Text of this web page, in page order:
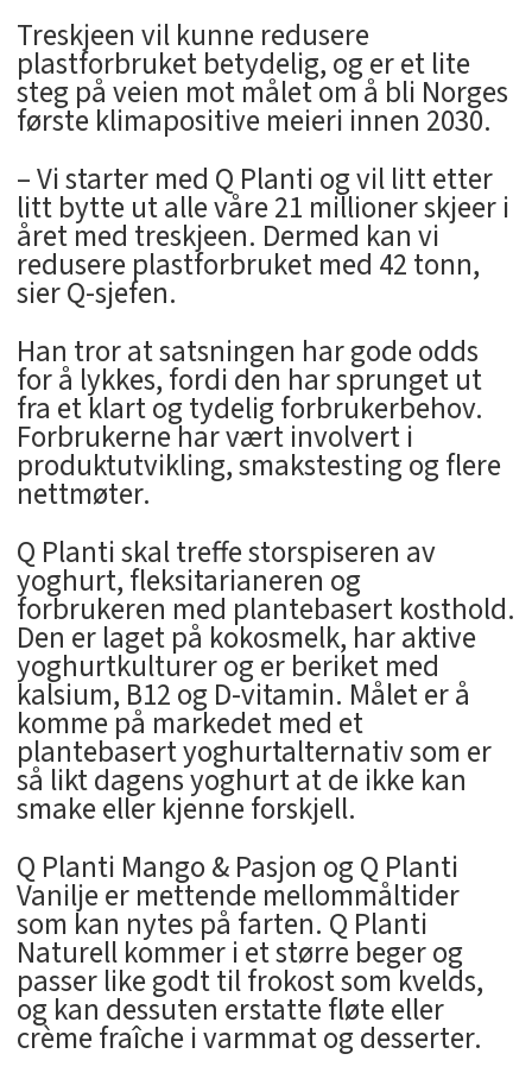
Treskjeen vil kunne redusere
plastforbruket betydelig, og er et lite
steg på veien mot målet om å bli Norges
første klimapositive meieri innen 2030.
– Vi starter med Q Planti og vil litt etter
litt bytte ut alle våre 21 millioner skjeer i
året med treskjeen. Dermed kan vi
redusere plastforbruket med 42 tonn,
sier Q-sjefen.
Han tror at satsningen har gode odds
for å lykkes, fordi den har sprunget ut
fra et klart og tydelig forbrukerbehov.
Forbrukerne har vært involvert i
produktutvikling, smakstesting og flere
nettmøter.
Q Planti skal treffe storspiseren av
yoghurt, fleksitarianeren og
forbrukeren med plantebasert kosthold.
Den er laget på kokosmelk, har aktive
yoghurtkulturer og er beriket med
kalsium, B12 og D-vitamin. Målet er å
komme på markedet med et
plantebasert yoghurtalternativ som er
så likt dagens yoghurt at de ikke kan
smake eller kjenne forskjell.
Q Planti Mango & Pasjon og Q Planti
Vanilje er mettende mellommåltider
som kan nytes på farten. Q Planti
Naturell kommer i et større beger og
passer like godt til frokost som kvelds,
og kan dessuten erstatte fløte eller
crème fraîche i varmmat og desserter.